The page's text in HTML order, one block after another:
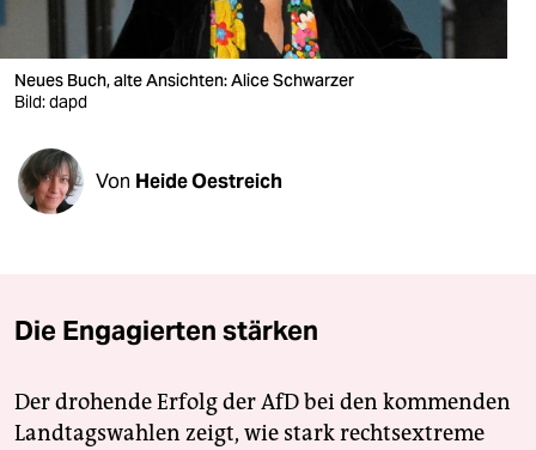
veranstaltungen
fragen & hilfe
unterstützen
genossenschaft
Neues Buch, alte Ansichten: Alice Schwarzer
Bild: dapd
Von Heide Oestreich
Die Engagierten stärken
Der drohende Erfolg der AfD bei den kommenden
Landtagswahlen zeigt, wie stark rechtsextreme